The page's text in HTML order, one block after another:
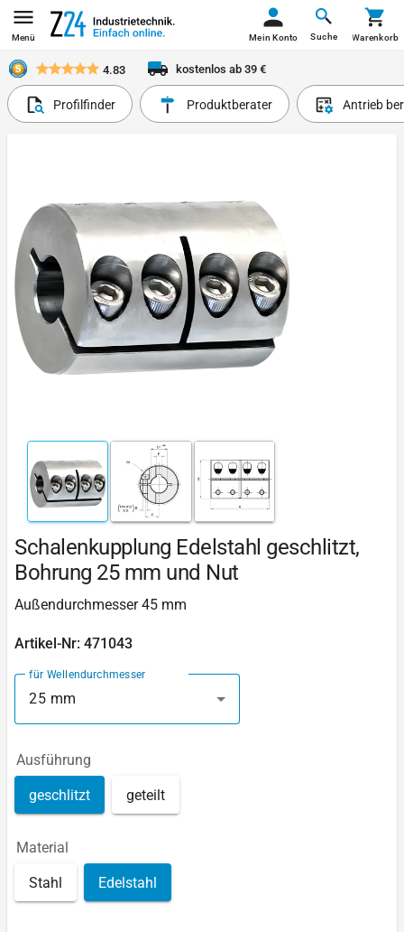
Menü Suche
Mein Konto Warenkorb
4.83 kostenlos ab 39 €
Profilfinder Produktberater Antrieb
Schalenkupplung Edelstahl geschlitzt,
Bohrung 25 mm und Nut
Außendurchmesser 45 mm
Artikel-Nr: 471043
für Wellendurchmesser
25 mm
Ausführung
geschlitzt geteilt
Material
Stahl Edelstahl